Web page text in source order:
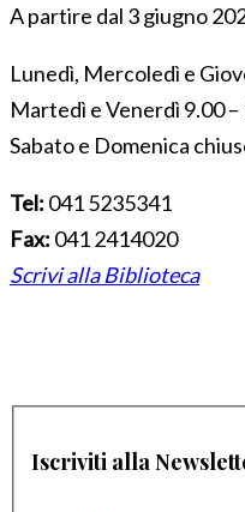
A partire dal 3 giugno
Lunedì, Mercoledì e
Martedì e Venerdì 9.00 –
Sabato e Domenica
Tel: 041 5235341
Fax: 041 2414020
Scrivi alla Biblioteca
Iscriviti alla